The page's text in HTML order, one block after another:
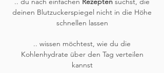
deinen Blutzuckerspiegel nicht in die Höhe
schnellen lassen
.. wissen möchtest, wie du die
Kohlenhydrate über den Tag verteilen
kannst